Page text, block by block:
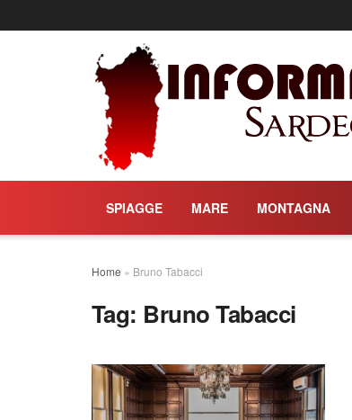
SPIAGGE MARE MONTAGNA
Home » Bruno Tabacci
Tag: Bruno Tabacci